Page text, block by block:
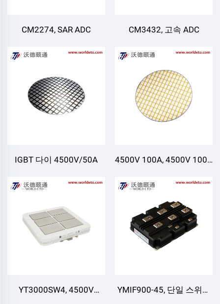
CM2274, SAR ADC CM3432, 고속 ADC
IGBT 다이 4500V/50A
4500V 100A, 4500V 100A
YT3000SW4, 4500V
YMIF900-45, 단일 스위치